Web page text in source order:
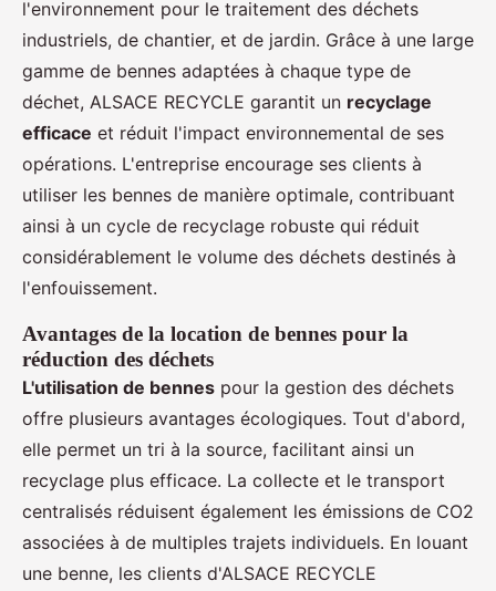
l'environnement pour le traitement des déchets
industriels, de chantier, et de jardin. Grâce à une large
gamme de bennes adaptées à chaque type de
déchet, ALSACE RECYCLE garantit un recyclage
efficace et réduit l'impact environnemental de ses
opérations. L'entreprise encourage ses clients à
utiliser les bennes de manière optimale, contribuant
ainsi à un cycle de recyclage robuste qui réduit
considérablement le volume des déchets destinés à
l'enfouissement.
Avantages de la location de bennes pour la
réduction des déchets
L'utilisation de bennes pour la gestion des déchets
offre plusieurs avantages écologiques. Tout d'abord,
elle permet un tri à la source, facilitant ainsi un
recyclage plus efficace. La collecte et le transport
centralisés réduisent également les émissions de CO2
associées à de multiples trajets individuels. En louant
une benne, les clients d'ALSACE RECYCLE